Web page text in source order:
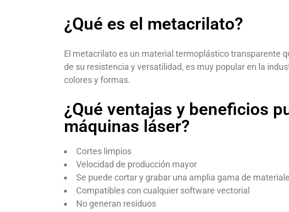
¿Qué es el metacrilato?
El metacrilato es un material termoplástico transparente
de su resistencia y versatilidad, es muy popular en la
colores y formas.
¿Qué ventajas y beneficios
máquinas láser?
Cortes limpios
Velocidad de producción mayor
Se puede cortar y grabar una amplia gama de
Compatibles con cualquier software vectorial
No generan residuos